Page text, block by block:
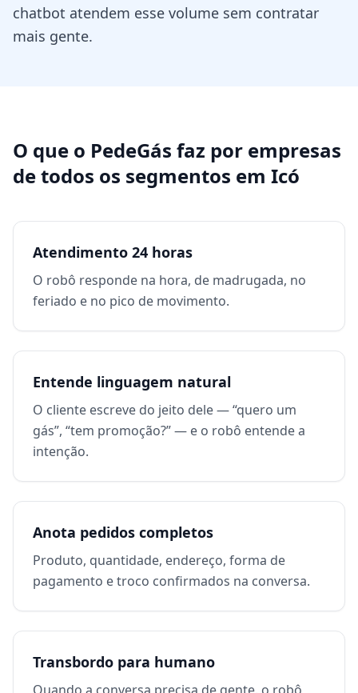
chatbot atendem esse volume sem contratar
mais gente.
O que o PedeGás faz por empresas
de todos os segmentos em Icó
Atendimento 24 horas
O robô responde na hora, de madrugada, no
feriado e no pico de movimento.
Entende linguagem natural
O cliente escreve do jeito dele — “quero um
gás”, “tem promoção?” — e o robô entende a
intenção.
Anota pedidos completos
Produto, quantidade, endereço, forma de
pagamento e troco confirmados na conversa.
Transbordo para humano